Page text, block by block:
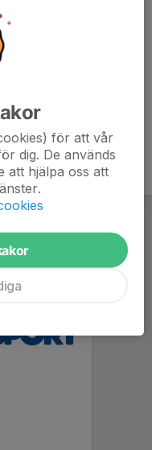
för att vår
dig. De används
att hjälpa oss att